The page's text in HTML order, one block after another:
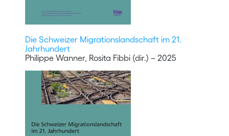
Die Schweizer Migrationslandschaft im 21.
Jahrhundert
Philippe Wanner, Rosita Fibbi (dir.) – 2025